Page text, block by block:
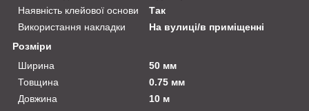
Наявність клейової основи
Так
Використання накладки
На вулиці/в приміщенні
Розміри
Ширина
50 мм
Товщина
0.75 мм
Довжина
10 м